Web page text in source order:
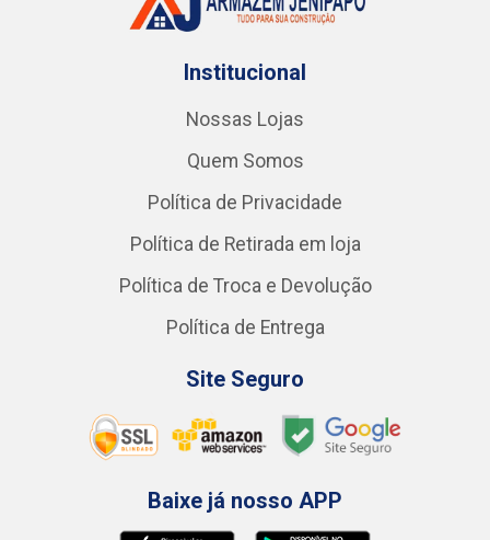
Institucional
Nossas Lojas
Quem Somos
Política de Privacidade
Política de Retirada em loja
Política de Troca e Devolução
Política de Entrega
Site Seguro
Baixe já nosso APP